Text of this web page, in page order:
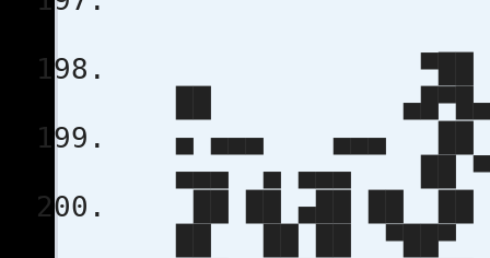
██
▄ ▄▄▄ ▄▄▄
▄▄▄ ▄ ▄▄▄ ██
██ ██ ▄██ ██ ██
██ ██ ██ ▀██▀